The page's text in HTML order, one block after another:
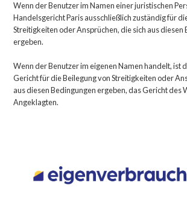
Wenn der Benutzer im Namen einer juristischen
Handelsgericht Paris ausschließlich zuständig für
Streitigkeiten oder Ansprüchen, die sich aus diesen
ergeben.
Wenn der Benutzer im eigenen Namen handelt, ist
Gericht für die Beilegung von Streitigkeiten oder
aus diesen Bedingungen ergeben, das Gericht des
Angeklagten.